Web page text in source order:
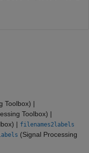
Toolbox) |
Toolbox) |
| filenames2labels
(Signal Processing